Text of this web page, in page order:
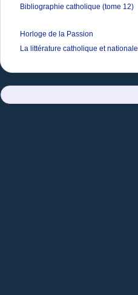
Bibliographie catholique (tome 12)
Horloge de la Passion
La littérature catholique et nationale